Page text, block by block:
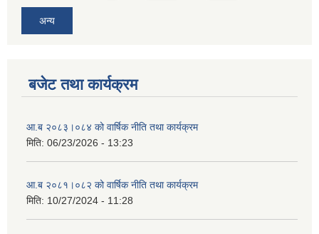
अन्य
बजेट तथा कार्यक्रम
आ.ब २०८३।०८४ को वार्षिक नीति तथा कार्यक्रम
मिति: 06/23/2026 - 13:23
आ.ब २०८१।०८२ को वार्षिक नीति तथा कार्यक्रम
मिति: 10/27/2024 - 11:28